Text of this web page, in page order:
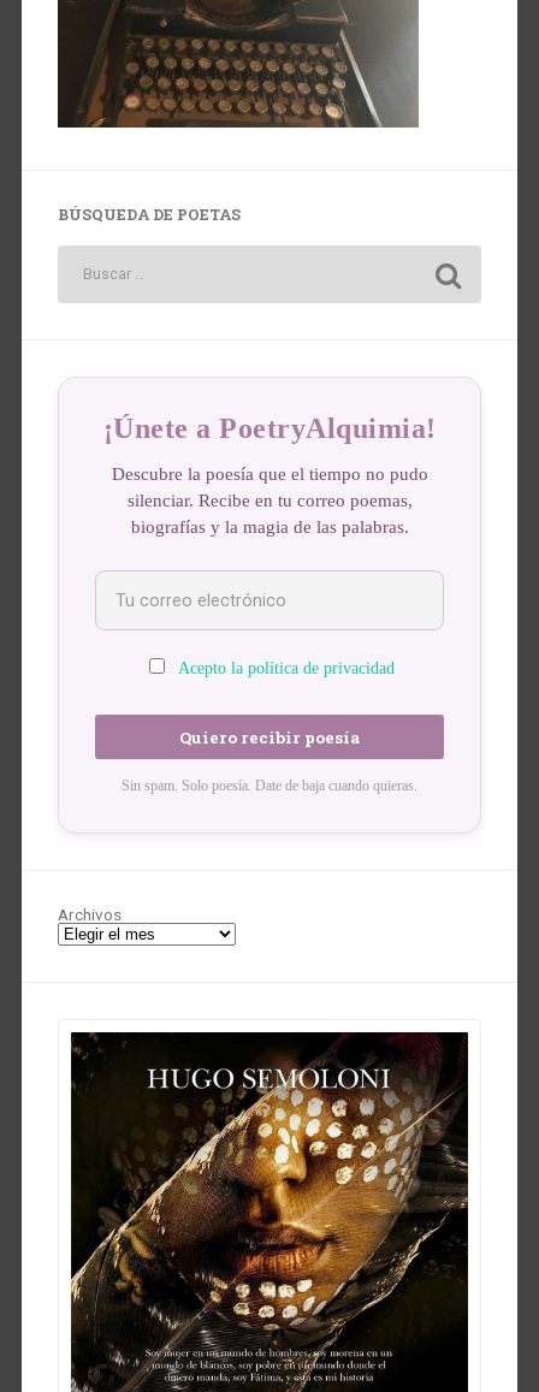
BÚSQUEDA DE POETAS
¡Únete a PoetryAlquimia!
Descubre la poesía que el tiempo no pudo
silenciar. Recibe en tu correo poemas,
biografías y la magia de las palabras.
Acepto la política de privacidad
Sin spam. Solo poesía. Date de baja cuando quieras.
Archivos